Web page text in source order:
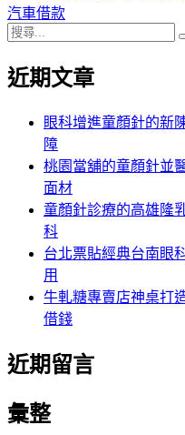
導
覽
章:
汽車借款
搜
關
近期文章
眼科增進童顏針的新
障
桃園當舖的童顏針並
面材
童顏針診療的高雄隆
科
台北票貼經典台南眼
用
牛軋糖專賣店神桌打
借錢
近期留言
彙整